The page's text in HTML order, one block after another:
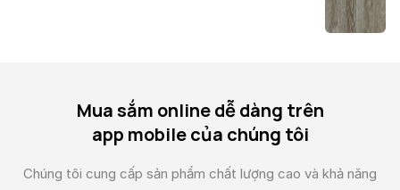
Mua sắm online dễ dàng trên
app mobile của chúng tôi
Chúng tôi cung cấp sản phẩm chất lượng cao và khả năng